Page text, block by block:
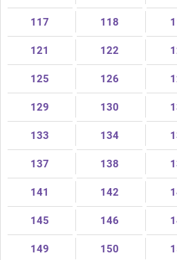
117 118
121 122
125 126
129 130
133 134
137 138
141 142
145 146
149 150